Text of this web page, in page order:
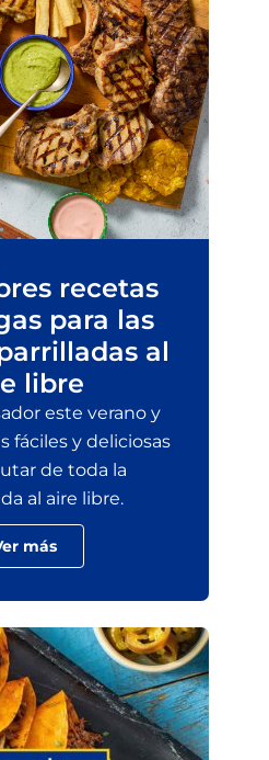
recetas
para las
al
libre
este verano y
fáciles y deliciosas
de toda la
al aire libre.
más